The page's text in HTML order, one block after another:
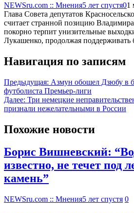
NEWSru.com :: Мнения5 лет спустя01
Глава Совета депутатов
считает странной позицию
покорно терпит унизительные
Лукашенко, продолжая поддерживать
Навигация по записям
Предыдущая: Азмун обошел Дзюбу в
футболиста Премьер-лиги
Далее: Три немецкие
признали нежелательными в России
Похожие новости
Борис Вишневский:
известно, не течет под
камень”
NEWSru.com :: Мнения5 лет спустя 0